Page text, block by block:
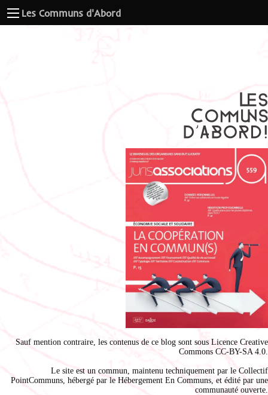
Les Communs d'Abord
Sauf mention contraire, les contenus de ce blog sont sous Licence Creative
Commons CC-BY-SA 4.0
Le site est un commun, maintenu techniquement par le Collectif
PointCommuns , hébergé par le Hébergement En Communs , et édité par une
communauté ouverte.